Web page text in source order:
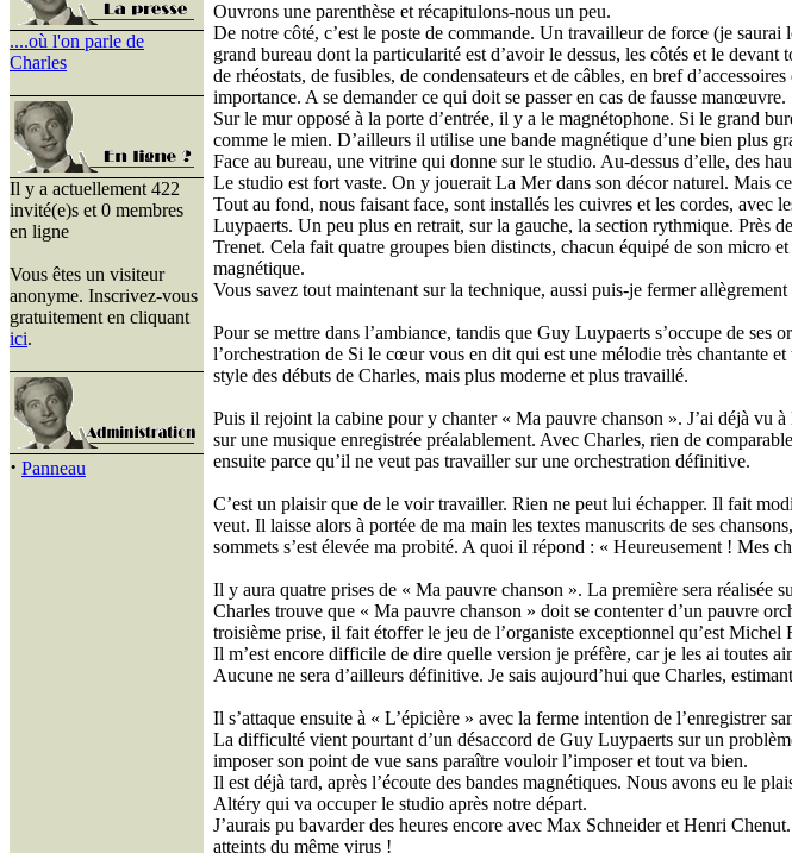
....où l'on parle de
Charles
Il y a actuellement 422
invité(e)s et 0 membres
en ligne
Vous êtes un visiteur
anonyme. Inscrivez-vous
gratuitement en cliquant
ici.
· Panneau
Ouvrons une parenthèse et récapitulons-nous un peu.
De notre côté, c’est le poste de commande. Un travailleur de force (je
grand bureau dont la particularité est d’avoir le dessus, les côtés et le
de rhéostats, de fusibles, de condensateurs et de câbles, en bref
importance. A se demander ce qui doit se passer en cas de fausse manœuvre.
Sur le mur opposé à la porte d’entrée, il y a le magnétophone. Si le grand
comme le mien. D’ailleurs il utilise une bande magnétique d’une bien plus
Face au bureau, une vitrine qui donne sur le studio. Au-dessus d’elle, des
Le studio est fort vaste. On y jouerait La Mer dans son décor naturel. Mais
Tout au fond, nous faisant face, sont installés les cuivres et les cordes, avec
Luypaerts. Un peu plus en retrait, sur la gauche, la section rythmique. Près
Trenet. Cela fait quatre groupes bien distincts, chacun équipé de son micro
magnétique.
Vous savez tout maintenant sur la technique, aussi puis-je fermer allègrement
Pour se mettre dans l’ambiance, tandis que Guy Luypaerts s’occupe de ses
l’orchestration de Si le cœur vous en dit qui est une mélodie très chantante
style des débuts de Charles, mais plus moderne et plus travaillé.
Puis il rejoint la cabine pour y chanter « Ma pauvre chanson ». J’ai déjà vu
sur une musique enregistrée préalablement. Avec Charles, rien de
ensuite parce qu’il ne veut pas travailler sur une orchestration définitive.
C’est un plaisir que de le voir travailler. Rien ne peut lui échapper. Il fait
veut. Il laisse alors à portée de ma main les textes manuscrits de ses
sommets s’est élevée ma probité. A quoi il répond : « Heureusement ! Mes
Il y aura quatre prises de « Ma pauvre chanson ». La première sera réalisée
Charles trouve que « Ma pauvre chanson » doit se contenter d’un pauvre
troisième prise, il fait étoffer le jeu de l’organiste exceptionnel qu’est
Il m’est encore difficile de dire quelle version je préfère, car je les ai toutes
Aucune ne sera d’ailleurs définitive. Je sais aujourd’hui que Charles,
Il s’attaque ensuite à « L’épicière » avec la ferme intention de l’enregistrer
La difficulté vient pourtant d’un désaccord de Guy Luypaerts sur un
imposer son point de vue sans paraître vouloir l’imposer et tout va bien.
Il est déjà tard, après l’écoute des bandes magnétiques. Nous avons eu le
Altéry qui va occuper le studio après notre départ.
J’aurais pu bavarder des heures encore avec Max Schneider et Henri
atteints du même virus !